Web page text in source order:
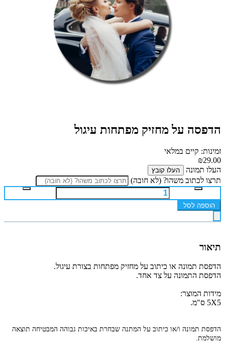
הדפסה על מחזיק מפתחות עיגול
זמינות: קיים במלאי
₪29.00
העלו תמונה
העלו קובץ
תרצו לכתוב משהו? (לא חובה)
הוספה לסל
תיאור
הדפסת תמונה או כיתוב על מחזיק מפתחות בצורת עיגול.
הדפסת התמונה על צד אחד.
מידות המוצר:
5X5 ס"מ.
הדפסת תמונה ו/או כיתוב על המתנה שבחרת באיכות גבוהה המבטיחה תוצאה
מושלמת.